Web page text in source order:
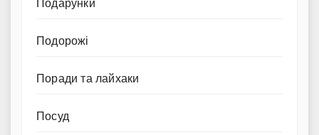
Подарунки
Подорожі
Поради та лайхаки
Посуд